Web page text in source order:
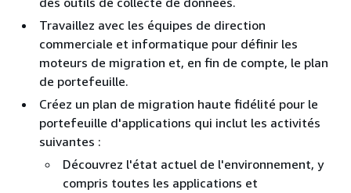
Travaillez avec les équipes de direction
commerciale et informatique pour définir les
moteurs de migration et, en fin de compte, le plan
de portefeuille.
Créez un plan de migration haute fidélité pour le
portefeuille d'applications qui inclut les activités
suivantes :
Découvrez l'état actuel de l'environnement, y
compris toutes les applications et